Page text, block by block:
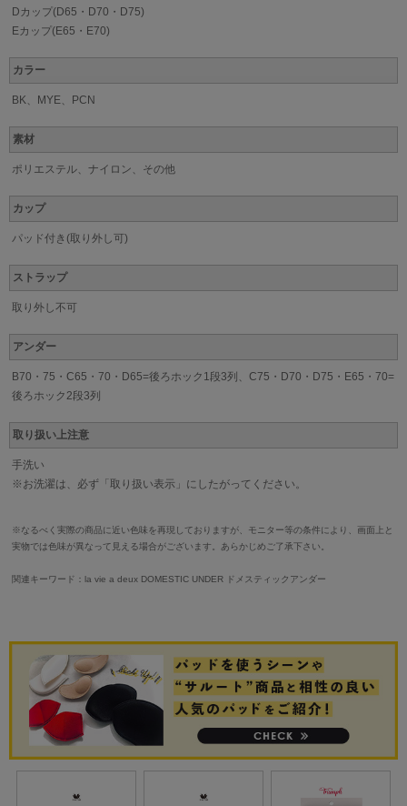
Dカップ(D65・D70・D75)
Eカップ(E65・E70)
カラー
BK、MYE、PCN
素材
ポリエステル、ナイロン、その他
カップ
パッド付き(取り外し可)
ストラップ
取り外し不可
アンダー
B70・75・C65・70・D65=後ろホック1段3列、C75・D70・D75・E65・70=
後ろホック2段3列
取り扱い上注意
手洗い
※お洗濯は、必ず「取り扱い表示」にしたがってください。
※なるべく実際の商品に近い色味を再現しておりますが、モニター等の条件により、画面上と
実物では色味が異なって見える場合がございます。あらかじめご了承下さい。
関連キーワード：la vie a deux DOMESTIC UNDER ドメスティックアンダー